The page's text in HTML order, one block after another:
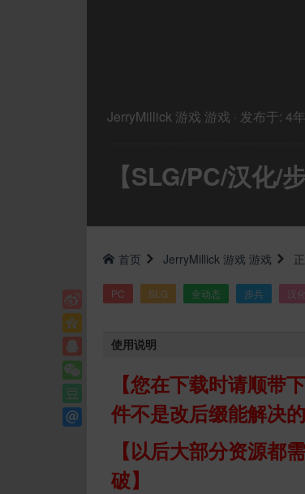
JerryMillick游戏 游戏 · 发布于: 4
【SLG/PC/汉化/
首页 JerryMillick 游戏 游戏
PC SLG 全动态 步兵 汉化
使用说明
【您在下载时请顺带
件不是改后缀能解决的
【以后大部分资源都
破】